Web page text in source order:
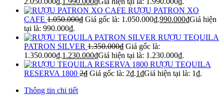
RƯỢU PATRON XO
CAFE 1.050.000₫ Giá gốc là: 1.050.000₫.990.000₫Giá hiện
tại là: 990.000₫.
RƯỢU TEQUILA
PATRON SILVER 1.350.000₫ Giá gốc là:
1.350.000₫.1.230.000₫Giá hiện tại là: 1.230.000₫.
RƯỢU TEQUILA
RESERVA 1800 2₫ Giá gốc là: 2₫.1₫Giá hiện tại là: 1₫.
Thông tin chi tiết